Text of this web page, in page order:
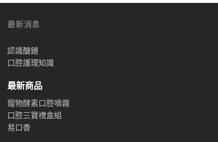
最新消息
認識醣鏈
口腔護理知識
最新商品
寵物酵素口腔噴霧
口腔三寶禮盒組
易口香